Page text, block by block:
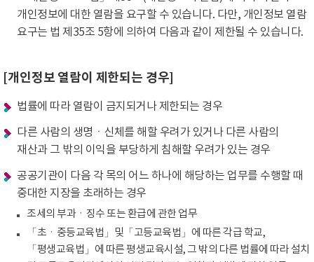
개인정보에 대한 열람을 요구할 수 있습니다. 다만, 개인정보 열람
요구는 법 제35조 5항에 의하여 다음과 같이 제한될 수 있습니다.
[개인정보 열람이 제한되는 경우]
법률에 따라 열람이 금지되거나 제한되는 경우
다른 사람의 생명ㆍ신체를 해할 우려가 있거나 다른 사람의
재산과 그 밖의 이익을 부당하게 침해할 우려가 있는 경우
공공기관이 다음 각 목의 어느 하나에 해당하는 업무를 수행할 때
중대한 지장을 초래하는 경우
조세의 부과ㆍ징수 또는 환급에 관한 업무
「초ㆍ중등교육법」및「고등교육법」에 따른 각급 학교,
「평생교육법」에 따른 평생교육시설, 그 밖의 다른 법률에 따라 설치